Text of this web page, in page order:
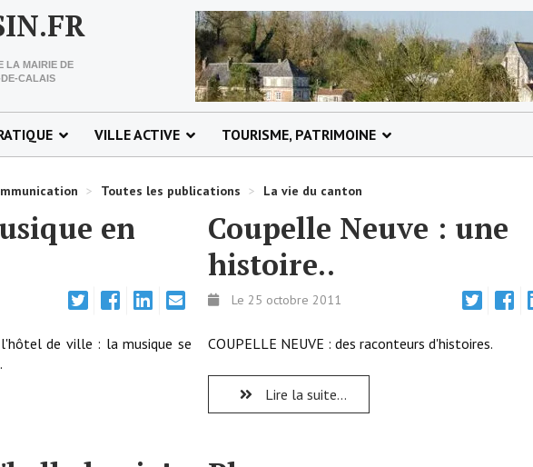
LA MAIRIE DE
DE-CALAIS
VILLE ACTIVE TOURISME, PATRIMOINE
> Toutes les publications > La vie du canton
en
l'hôtel de ville : la musique se
Coupelle Neuve : une
histoire..
Le 25 octobre 2011
COUPELLE NEUVE : des raconteurs d'histoires.
Lire la suite...